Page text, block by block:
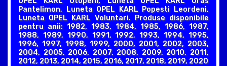
Pantelimon, Luneta OPEL KARL Popesti Leordeni,
Luneta OPEL KARL Voluntari. Produse disponibile
pentru anii: 1982, 1983, 1984, 1985, 1986, 1987,
1988, 1989, 1990, 1991, 1992, 1993, 1994, 1995,
1996, 1997, 1998, 1999, 2000, 2001, 2002, 2003,
2004, 2005, 2006, 2007, 2008, 2009, 2010, 2011,
2012, 2013, 2014, 2015, 2016, 2017, 2018, 2019, 2020